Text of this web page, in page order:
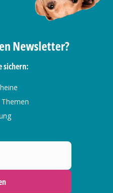
Newsletter?
sichern: